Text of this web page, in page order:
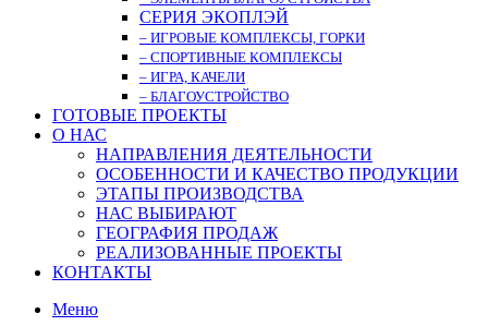
СЕРИЯ ЭКОПЛЭЙ
– ИГРОВЫЕ КОМПЛЕКСЫ, ГОРКИ
– СПОРТИВНЫЕ КОМПЛЕКСЫ
– ИГРА, КАЧЕЛИ
– БЛАГОУСТРОЙСТВО
ГОТОВЫЕ ПРОЕКТЫ
О НАС
НАПРАВЛЕНИЯ ДЕЯТЕЛЬНОСТИ
ОСОБЕННОСТИ И КАЧЕСТВО ПРОДУКЦИИ
ЭТАПЫ ПРОИЗВОДСТВА
НАС ВЫБИРАЮТ
ГЕОГРАФИЯ ПРОДАЖ
РЕАЛИЗОВАННЫЕ ПРОЕКТЫ
КОНТАКТЫ
Меню